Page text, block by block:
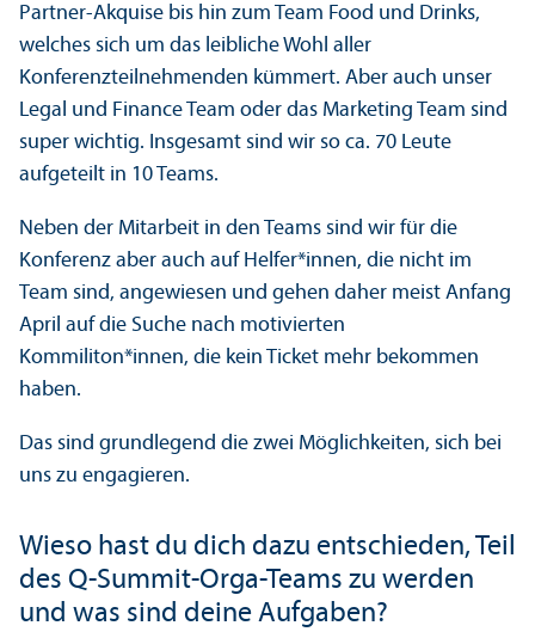
Partner-Akquise bis hin zum Team Food und Drinks,
welches sich um das leibliche Wohl aller
Konferenzteilnehmenden kümmert. Aber auch unser
Legal und Finance Team oder das Marketing Team sind
super wichtig. Insgesamt sind wir so ca. 70 Leute
aufgeteilt in 10 Teams.
Neben der Mitarbeit in den Teams sind wir für die
Konferenz aber auch auf Helfer*innen, die nicht im
Team sind, angewiesen und gehen daher meist Anfang
April auf die Suche nach motivierten
Kommiliton*innen, die kein Ticket mehr bekommen
haben.
Das sind grundlegend die zwei Möglichkeiten, sich bei
uns zu engagieren.
Wieso hast du dich dazu entschieden, Teil
des Q-Summit-Orga-Teams zu werden
und was sind deine Aufgaben?